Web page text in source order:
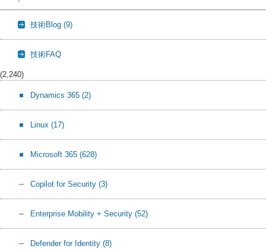
技術Blog (9)
技術FAQ
(2,240)
Dynamics 365 (2)
Linux (17)
Microsoft 365 (628)
Copilot for Security (3)
Enterprise Mobility + Security (52)
Defender for Identity (8)